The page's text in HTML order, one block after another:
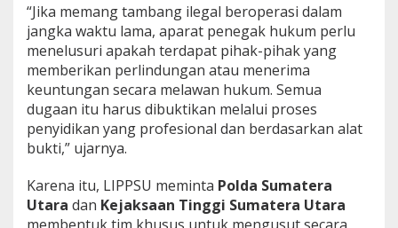
“Jika memang tambang ilegal beroperasi dalam
jangka waktu lama, aparat penegak hukum perlu
menelusuri apakah terdapat pihak-pihak yang
memberikan perlindungan atau menerima
keuntungan secara melawan hukum. Semua
dugaan itu harus dibuktikan melalui proses
penyidikan yang profesional dan berdasarkan alat
bukti,” ujarnya.
Karena itu, LIPPSU meminta Polda Sumatera
Utara dan Kejaksaan Tinggi Sumatera Utara